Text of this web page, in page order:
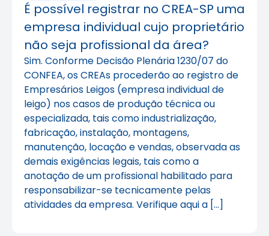
É possível registrar no CREA-SP uma
empresa individual cujo proprietário
não seja profissional da área?
Sim. Conforme Decisão Plenária 1230/07 do
CONFEA, os CREAs procederão ao registro de
Empresários Leigos (empresa individual de
leigo) nos casos de produção técnica ou
especializada, tais como industrialização,
fabricação, instalação, montagens,
manutenção, locação e vendas, observada as
demais exigências legais, tais como a
anotação de um profissional habilitado para
responsabilizar-se tecnicamente pelas
atividades da empresa. Verifique aqui a […]